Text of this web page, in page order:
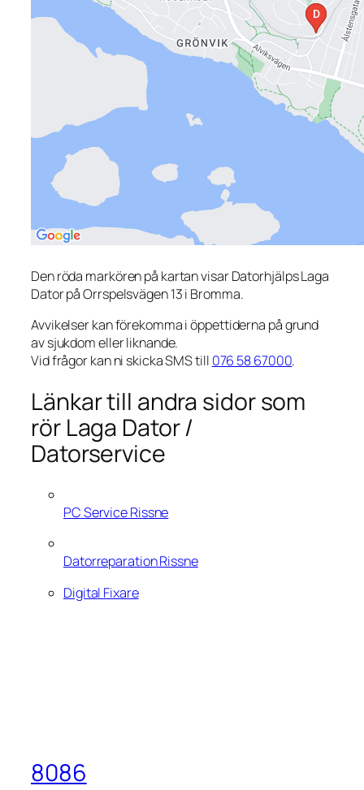
Den röda markören på kartan visar Datorhjälps Laga
Dator på Orrspelsvägen 13 i Bromma.
Avvikelser kan förekomma i öppettiderna på grund
av sjukdom eller liknande.
Vid frågor kan ni skicka SMS till 076 58 67000.
Länkar till andra sidor som
rör Laga Dator /
Datorservice
PC Service Rissne
Datorreparation Rissne
Digital Fixare
8086